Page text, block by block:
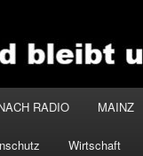
RADIO MAINZ
Wirtschaft